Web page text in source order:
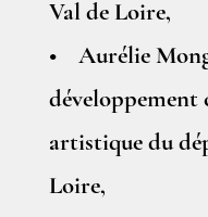
Val de Loire,
• Aurélie
artistique du
Loire,